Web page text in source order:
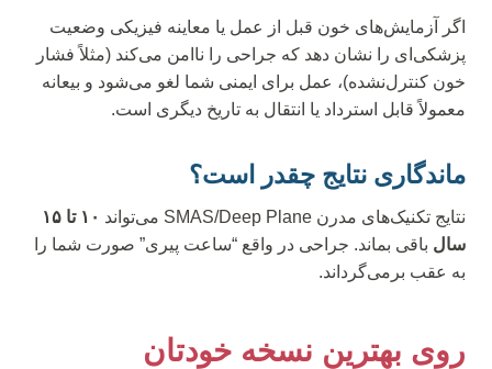
اگر آزمایش‌های خون قبل از عمل یا معاینه فیزیکی وضعیت
پزشکی‌ای را نشان دهد که جراحی را ناامن می‌کند (مثلاً فشار
خون کنترل‌نشده)، عمل برای ایمنی شما لغو می‌شود و بیعانه
معمولاً قابل استرداد یا انتقال به تاریخ دیگری است.
ماندگاری نتایج چقدر است؟
نتایج تکنیک‌های مدرن SMAS/Deep Plane می‌تواند
۱۰ تا ۱۵
سال باقی بماند. جراحی در واقع “ساعت پیری” صورت شما را
به عقب برمی‌گرداند.
روی بهترین نسخه خودتان